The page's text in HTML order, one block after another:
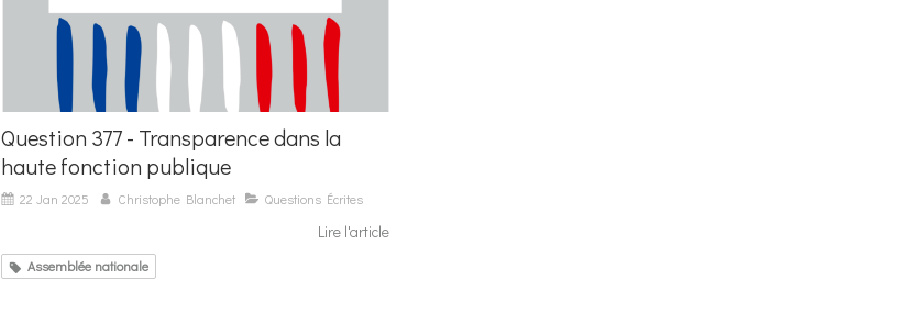
Question 377 - Transparence dans la
haute fonction publique
22 Jan 2025 Christophe Blanchet Questions Écrites
Lire l'article
Assemblée nationale